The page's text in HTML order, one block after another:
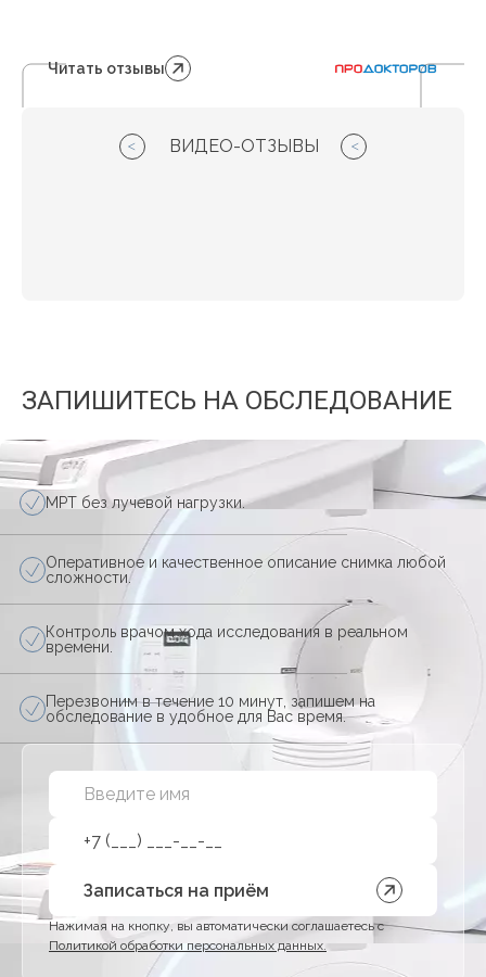
Читать отзывы
ВИДЕО-ОТЗЫВЫ
ЗАПИШИТЕСЬ НА ОБСЛЕДОВАНИЕ
МРТ без лучевой нагрузки.
Оперативное и качественное описание снимка любой
сложности.
Контроль врачом хода исследования в реальном
времени.
Перезвоним в течение 10 минут, запишем на
обследование в удобное для Вас время.
Записаться на приём
Нажимая на кнопку, вы автоматически соглашаетесь с
Политикой обработки персональных данных.